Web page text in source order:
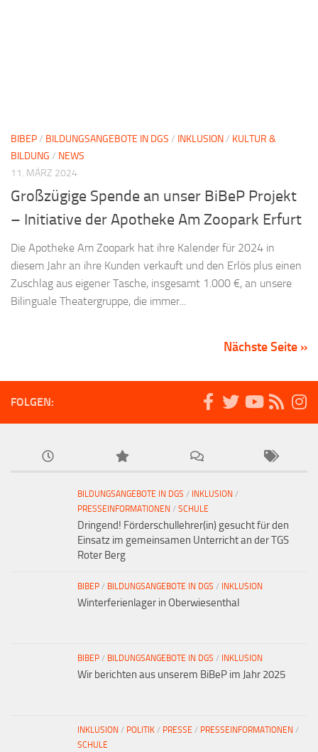
BIBEP/ BILDUNGSANGEBOTE IN DGS / INKLUSION/ KULTUR &
BILDUNG / NEWS
11. MÄRZ 2024
Großzügige Spende an unser BiBeP Projekt
– Initiative der Apotheke Am Zoopark Erfurt
Die Apotheke Am Zoopark hat ihre Kalender für 2024 in
diesem Jahr an ihre Kunden verkauft und den Erlös plus einen
Zuschlag aus eigener Tasche, insgesamt 1.000 €, an unsere
Bilinguale Theatergruppe, die immer...
Nächste Seite »
FOLGEN:
BILDUNGSANGEBOTE IN DGS / INKLUSION /
PRESSEINFORMATIONEN / SCHULE
Dringend! Förderschullehrer(in) gesucht für den
Einsatz im gemeinsamen Unterricht an der TGS
Roter Berg
BIBEP / BILDUNGSANGEBOTE IN DGS / INKLUSION
Winterferienlager in Oberwiesenthal
BIBEP / BILDUNGSANGEBOTE IN DGS / INKLUSION
Wir berichten aus unserem BiBeP im Jahr 2025
INKLUSION / POLITIK / PRESSE / PRESSEINFORMATIONEN /
SCHULE